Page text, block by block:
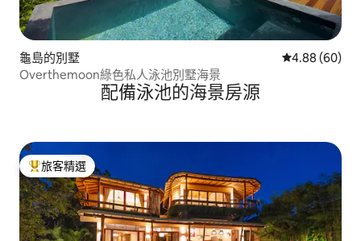
龜島的別墅 從 60 則評價
4.88 (60)
Overthemoon綠色私人泳池別墅海景
配備泳池的海景房源
旅客精選榜首
旅客精選